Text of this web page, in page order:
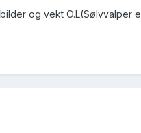
og vekt O.L(Sølvvalper